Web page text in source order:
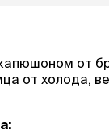
от
от холода,